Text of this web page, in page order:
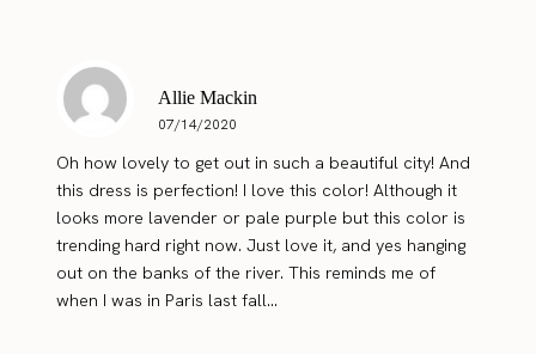
Allie Mackin
07/14/2020
Oh how lovely to get out in such a beautiful city! And
this dress is perfection! I love this color! Although it
looks more lavender or pale purple but this color is
trending hard right now. Just love it, and yes hanging
out on the banks of the river. This reminds me of
when I was in Paris last fall…